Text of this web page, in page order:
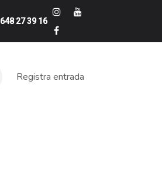
648 27 39 16
Registra entrada